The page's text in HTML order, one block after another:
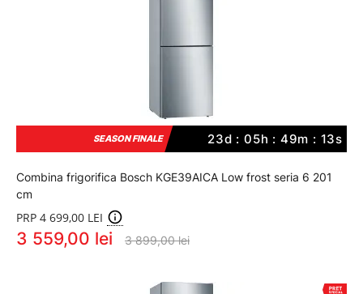
SEASON FINALE 23d : 05h : 49m : 12s
Combina frigorifica Bosch KGE39AICA Low frost seria 6 201
cm
PRP 4 699,00 LEI
3 559,00 lei 3 899,00 lei